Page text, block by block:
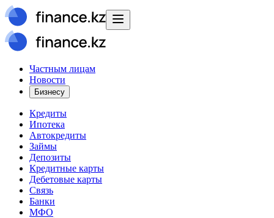
Частным лицам
Новости
Бизнесу
Кредиты
Ипотека
Автокредиты
Займы
Депозиты
Кредитные карты
Дебетовые карты
Связь
Банки
МФО